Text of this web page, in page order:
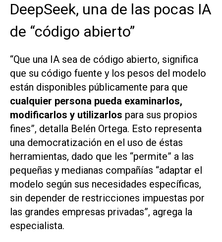
DeepSeek, una de las pocas IA
de “código abierto”
“Que una IA sea de código abierto, significa
que su código fuente y los pesos del modelo
están disponibles públicamente para que
cualquier persona pueda examinarlos,
modificarlos y utilizarlos para sus propios
fines”, detalla Belén Ortega. Esto representa
una democratización en el uso de éstas
herramientas, dado que les “permite” a las
pequeñas y medianas compañías “adaptar el
modelo según sus necesidades específicas,
sin depender de restricciones impuestas por
las grandes empresas privadas”, agrega la
especialista.